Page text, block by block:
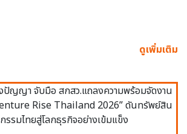
ดูเพิ่มเติม